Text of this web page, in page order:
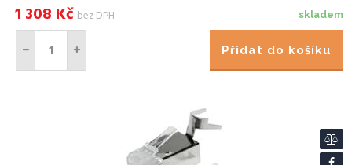
skladem
1 308 Kč bez DPH
Přidat do košíku